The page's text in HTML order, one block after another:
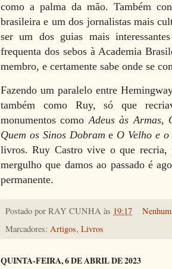
como a palma da mão. Também
brasileira e um dos jornalistas mais
ser um dos guias mais
frequenta dos sebos à Academia
membro, e certamente sabe onde se
Fazendo um paralelo entre
também como Ruy, só que
monumentos comoAdeus às Armas,
Quem os Sinos Dobram e O Velho e
livros. Ruy Castro vive o que recria,
mergulho que damos ao passado é
permanente.
Postado por RAY CUNHA às 19:17
Marcadores: Artigos, Livros
QUINTA-FEIRA, 6 DE ABRIL DE 2023